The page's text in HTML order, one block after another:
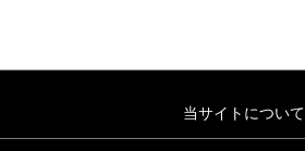
当サイトについて